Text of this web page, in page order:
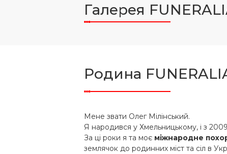
Галерея
Родина
Мене звати Олег Мілінський.
Я народився у Хмельницькому, і з
За ці роки я та моє міжнародне
землячок до родинних міст та сіл в